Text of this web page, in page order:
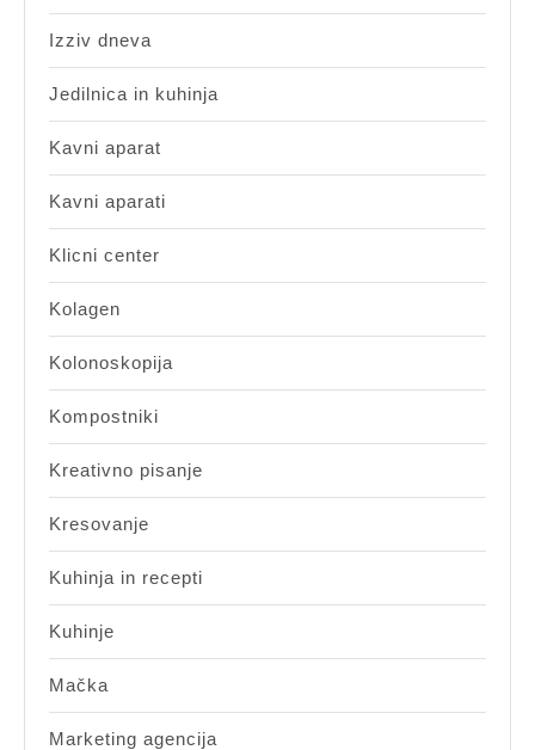
Izziv dneva
Jedilnica in kuhinja
Kavni aparat
Kavni aparati
Klicni center
Kolagen
Kolonoskopija
Kompostniki
Kreativno pisanje
Kresovanje
Kuhinja in recepti
Kuhinje
Mačka
Marketing agencija